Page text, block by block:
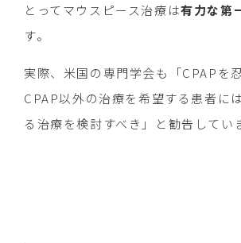
とってマウスピース治療は有力な第
す。
実際、米国の専門学会も「CPAPを
CPAP以外の治療を希望する患者に
る治療を検討すべき」と勧告してい